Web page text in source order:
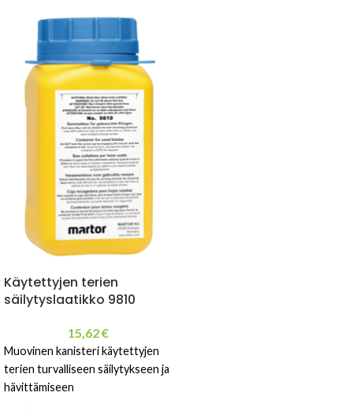
Käytettyjen terien
säilytyslaatikko 9810
15,62€
Muovinen kanisteri käytettyjen
terien turvalliseen säilytykseen ja
hävittämiseen